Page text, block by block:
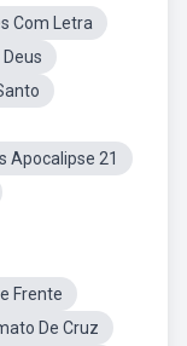
Com Letra
Apocalipse 21
Frente
De Cruz